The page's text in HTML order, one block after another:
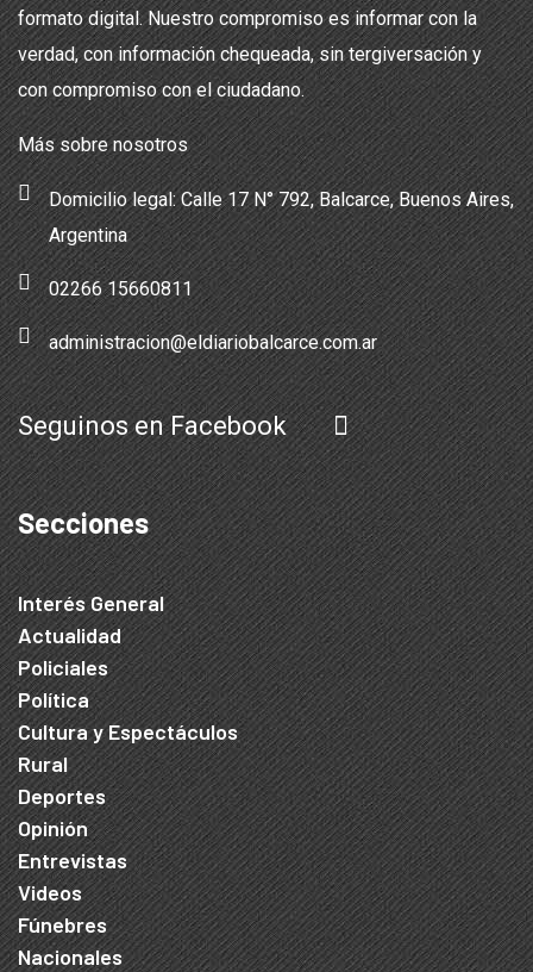
formato digital. Nuestro compromiso es informar con la
verdad, con información chequeada, sin tergiversación y
con compromiso con el ciudadano.
Más sobre nosotros
Domicilio legal: Calle 17 N° 792, Balcarce, Buenos Aires,
Argentina
02266 15660811
administracion@eldiariobalcarce.com.ar
Seguinos en Facebook
Secciones
Interés General
Actualidad
Policiales
Política
Cultura y Espectáculos
Rural
Deportes
Opinión
Entrevistas
Videos
Fúnebres
Nacionales